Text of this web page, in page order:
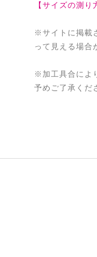
【サイズの測り
※サイトに掲載
って見える場合
※加工具合によ
予めご了承くだ